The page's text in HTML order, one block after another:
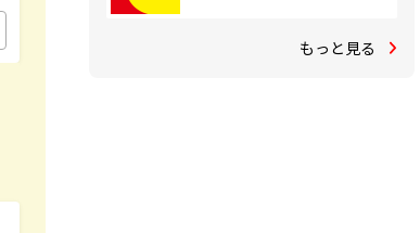
もっと見る